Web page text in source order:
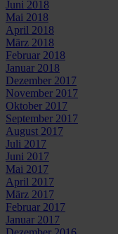
Juni 2018
Mai 2018
April 2018
März 2018
Februar 2018
Januar 2018
Dezember 2017
November 2017
Oktober 2017
September 2017
August 2017
Juli 2017
Juni 2017
Mai 2017
April 2017
März 2017
Februar 2017
Januar 2017